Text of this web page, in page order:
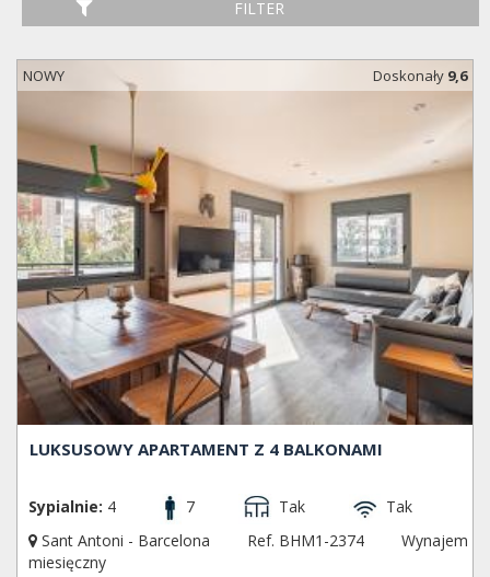
FILTER
NOWY Doskonały 9,6
LUKSUSOWY APARTAMENT Z 4 BALKONAMI
Sypialnie: 4 7 Tak
Tak
Sant Antoni - Barcelona
Ref. BHM1-2374
Wynajem
miesięczny